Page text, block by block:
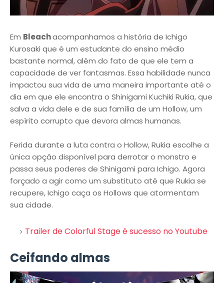
Em Bleachacompanhamos a história de Ichigo
Kurosaki que é um estudante do ensino médio
bastante normal, além do fato de que ele tem a
capacidade de ver fantasmas. Essa habilidade nunca
impactou sua vida de uma maneira importante até o
dia em que ele encontra o Shinigami Kuchiki Rukia, que
salva a vida dele e de sua família de um Hollow, um
espírito corrupto que devora almas humanas.
Ferida durante a luta contra o Hollow, Rukia escolhe a
única opção disponível para derrotar o monstro e
passa seus poderes de Shinigami para Ichigo. Agora
forçado a agir como um substituto até que Rukia se
recupere, Ichigo caça os Hollows que atormentam
sua cidade.
Trailer de Colorful Stage é sucesso no Youtube
Ceifando almas